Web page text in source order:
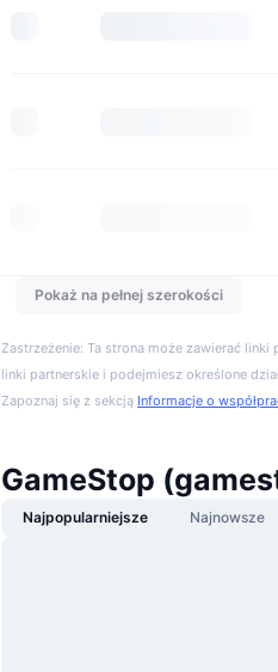
Pokaż na pełnej szerokości
Zastrzeżenie: Ta strona może zawierać
linki partnerskie i podejmiesz określone
Zapoznaj się z sekcją Informacje o
GameStop
Najpopularniejsze Najnowsze